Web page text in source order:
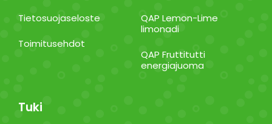
Tietosuojaseloste
Toimitusehdot
QAP Lemon-Lime
limonadi
QAP Fruttitutti
energiajuoma
Tuki